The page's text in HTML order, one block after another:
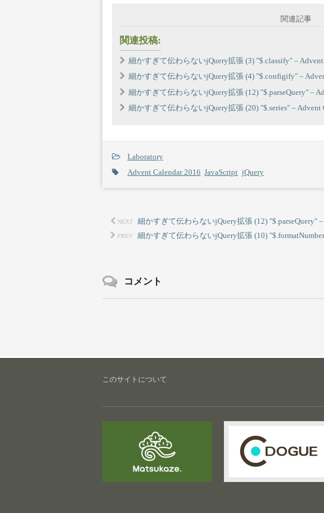
関連記事
関連投稿:
細かすぎて伝わらないjQuery拡張 (3) "$.classify" – Advent
細かすぎて伝わらないjQuery拡張 (4) "$.configify" –
細かすぎて伝わらないjQuery拡張 (12) "$.parseQuery" –
細かすぎて伝わらないjQuery拡張 (20) "$.series" – Advent
Laboratory
Advent Calendar 2016 JavaScript jQuery
NEXT 細かすぎて伝わらないjQuery拡張 (12) "$.parseQuery"
PREV 細かすぎて伝わらないjQuery拡張 (10)
コメント
このサイトについて